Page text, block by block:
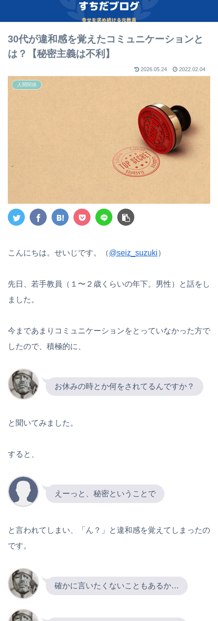
30代が違和感を覚えたコミュニケーションと
は？【秘密主義は不利】
2026.05.24 2022.02.04
人間関係
こんにちは。せいじです。（@seiz_suzuki）
先日、若手教員（１〜２歳くらいの年下。男性）と話をし
ました。
今まであまりコミュニケーションをとっていなかった方で
したので、積極的に、
お休みの時とか何をされてるんですか？
と聞いてみました。
すると、
えーっと、秘密ということで
と言われてしまい、「ん？」と違和感を覚えてしまったの
です。
確かに言いたくないこともあるか…